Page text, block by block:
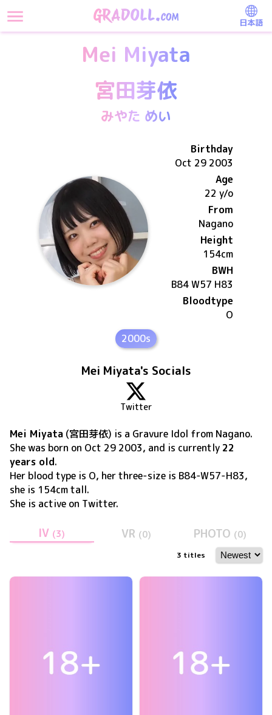
日本語
Mei Miyata
宮田芽依
みやた めい
Birthday
Oct 29 2003
Age
22 y/o
From
Nagano
Height
154cm
BWH
B84 W57 H83
Bloodtype
O
2000s
Mei Miyata's Socials
Twitter
Mei Miyata (宮田芽依) is a Gravure Idol from Nagano.
She was born on Oct 29 2003, and is currently 22
years old.
Her blood type is O, her three-size is B84-W57-H83,
she is 154cm tall.
She is active on Twitter.
IV (3) VR (0) PHOTO (0)
3 titles